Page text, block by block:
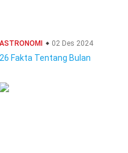
ASTRONOMI 02 Des 2024
26 Fakta Tentang Bulan